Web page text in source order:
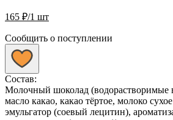
165 ₽/1 шт
Сообщить о поступлении
Состав:
Молочный шоколад (водорастворимые
масло какао, какао тёртое, молоко
эмульгатор (соевый лецитин),